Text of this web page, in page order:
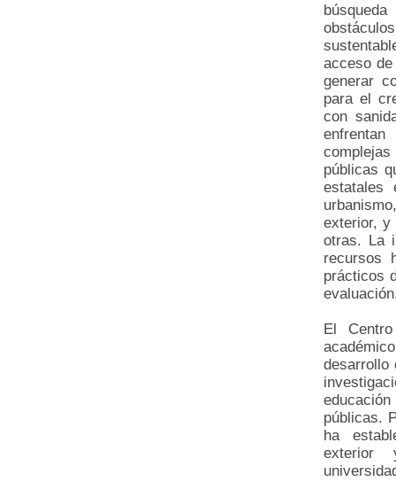
acceso
generar
para el
con
públicas
estatales
exterior, y
otras. La
recursos
prácticos
El
desarrollo
públicas.
ha
exterior